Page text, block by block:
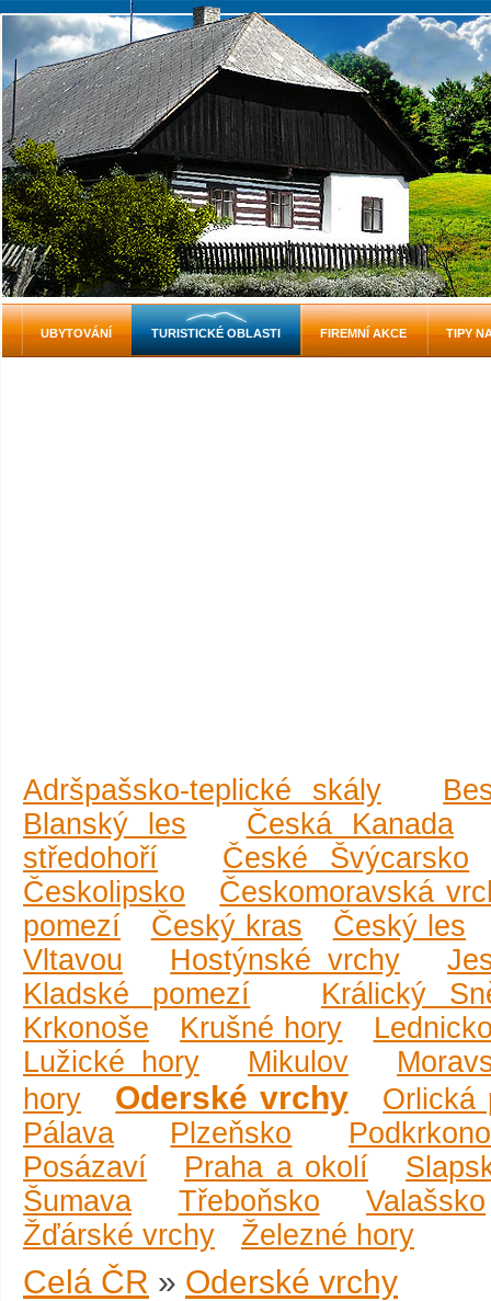
Adršpašsko-teplické skály
Blanský les
Česká Kanada
středohoří
České Švýcarsko
Českolipsko
Českomoravská
pomezí
Český kras
Český les
Vltavou
Hostýnské vrchy
Kladské pomezí
Králický
Krkonoše
Krušné hory
Lužické hory
Mikulov
hory
Oderské vrchy
Orlická
Pálava
Plzeňsko
Posázaví
Praha a okolí
Šumava
Třeboňsko
Valašsko
Žďárské vrchy
Železné hory
Celá ČR » Oderské vrchy
UBYTOVÁNÍ TURISTICKÉ OBLASTI FIREMNÍ AKCE TIPY